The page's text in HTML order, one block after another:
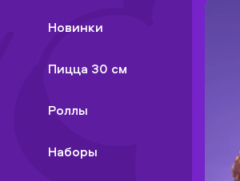
Новинки
Пицца 30 см
Роллы
Наборы